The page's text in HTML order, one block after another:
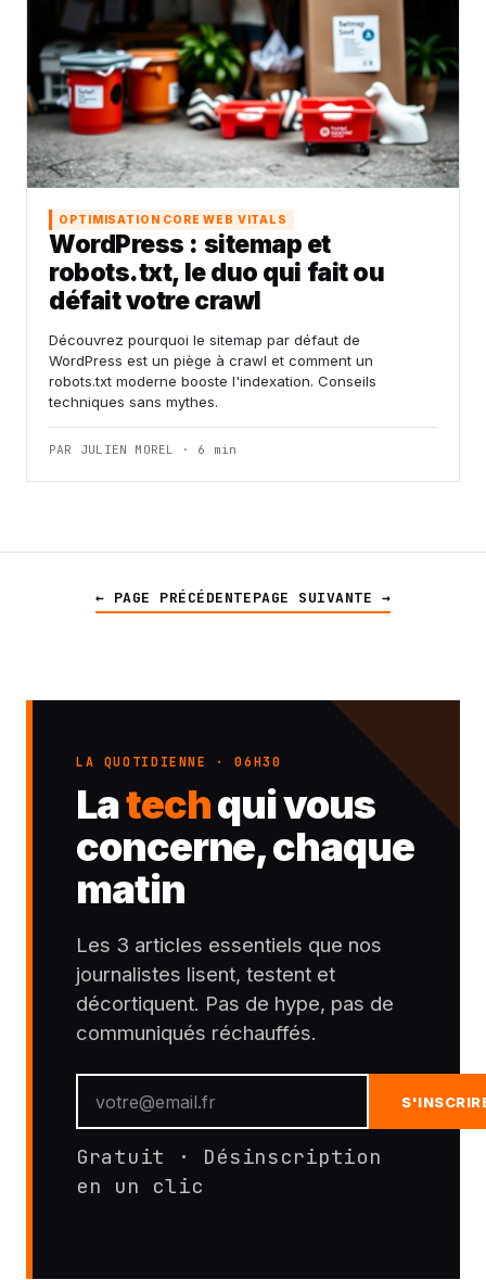
OPTIMISATION CORE WEB VITALS
WordPress : sitemap et
robots.txt, le duo qui fait ou
défait votre crawl
Découvrez pourquoi le sitemap par défaut de
WordPress est un piège à crawl et comment un
robots.txt moderne booste l'indexation. Conseils
techniques sans mythes.
PAR JULIEN MOREL · 6 min
← PAGE PRÉCÉDENTEPAGE SUIVANTE →
LA QUOTIDIENNE · 06H30
Latechqui vous
concerne, chaque
matin
Les 3 articles essentiels que nos
journalistes lisent, testent et
décortiquent. Pas de hype, pas de
communiqués réchauffés.
Gratuit · Désinscription
en un clic